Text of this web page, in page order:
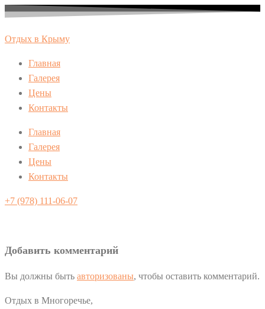
Перейти
содержимому
Отдых в Крыму
Главная
Галерея
Цены
Контакты
Главная
Галерея
Цены
Контакты
+7 (978) 111-06-07
Добавить комментарий
Вы должны быть авторизованы, чтобы оставить комментарий.
Отдых в Многоречье,